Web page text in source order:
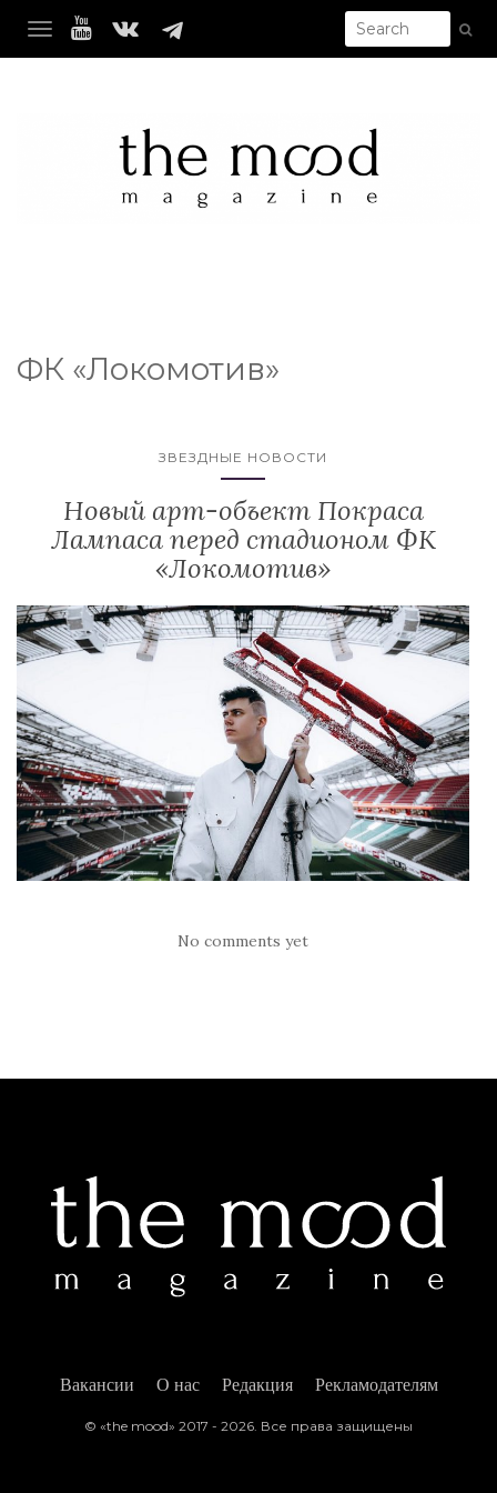
TOGGLE NAVIGATION
ФК «Локомотив»
ЗВЕЗДНЫЕ НОВОСТИ
Новый арт-объект Покраса
Лампаса перед стадионом ФК
«Локомотив»
No comments yet
Вакансии Рекламодателям
Редакция
О нас
© «the mood» 2017 - 2026. Все права защищены